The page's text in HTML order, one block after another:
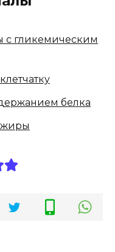
с гликемическим
белка
жиры